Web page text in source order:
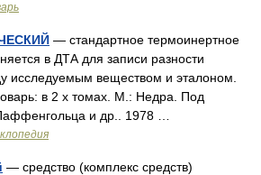
— стандартное термоинертное
в ДТА для записи разности
исследуемым веществом и эталоном.
в 2 х томах. М.: Недра. Под
и др.. 1978 …
— средство (комплекс средств)